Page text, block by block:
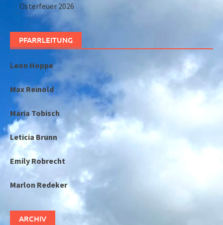
Osterfeuer 2026
PFARRLEITUNG
Leon Hoppe
Max Reinold
Maria Tobisch
Leticia Brunn
Emily Robrecht
Marlon Redeker
ARCHIV